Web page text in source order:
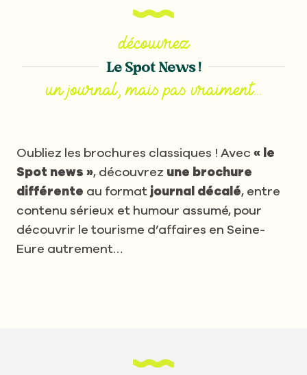
découvrez
Le Spot News !
un journal, mais pas vraiment...
Oubliez les brochures classiques ! Avec « le
Spot news », découvrez une brochure
différente au format journal décalé, entre
contenu sérieux et humour assumé, pour
découvrir le tourisme d’affaires en Seine-
Eure autrement…